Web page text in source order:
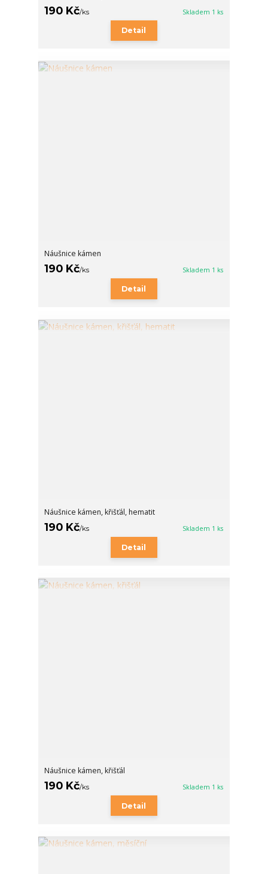
190 Kč/ks Skladem 1 ks
Detail
Náušnice kámen
190 Kč/ks Skladem 1 ks
Detail
Náušnice kámen, křišťál, hematit
190 Kč/ks Skladem 1 ks
Detail
Náušnice kámen, křišťál
190 Kč/ks Skladem 1 ks
Detail